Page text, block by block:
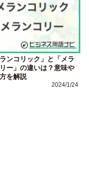
ランコリック」と「メラ
ー」の違いは？意味や
を解説
2024/1/24